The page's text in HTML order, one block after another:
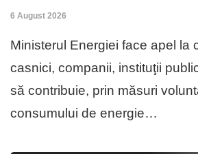
6 August 2026
Ministerul Energiei face apel la
casnici, companii, instituţii
să contribuie, prin măsuri
consumului de energie…